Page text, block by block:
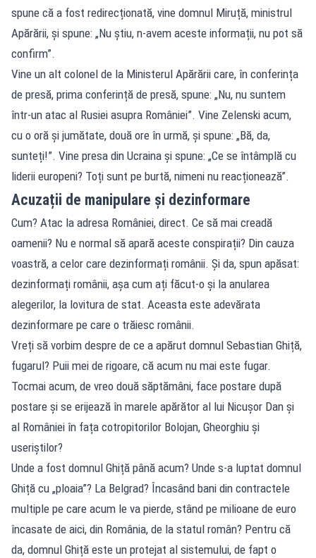
spune că a fost redirecționată, vine domnul Miruță, ministrul
Apărării, și spune: „Nu știu, n-avem aceste informații, nu pot să
confirm”.
Vine un alt colonel de la Ministerul Apărării care, în conferința
de presă, prima conferință de presă, spune: „Nu, nu suntem
într-un atac al Rusiei asupra României”. Vine Zelenski acum,
cu o oră și jumătate, două ore în urmă, și spune: „Bă, da,
sunteți!”. Vine presa din Ucraina și spune: „Ce se întâmplă cu
liderii europeni? Toți sunt pe burtă, nimeni nu reacționează”.
Acuzații de manipulare și dezinformare
Cum? Atac la adresa României, direct. Ce să mai creadă
oamenii? Nu e normal să apară aceste conspirații? Din cauza
voastră, a celor care dezinformați românii. Și da, spun apăsat:
dezinformați românii, așa cum ați făcut-o și la anularea
alegerilor, la lovitura de stat. Aceasta este adevărata
dezinformare pe care o trăiesc românii.
Vreți să vorbim despre de ce a apărut domnul Sebastian Ghiță,
fugarul? Puii mei de rigoare, că acum nu mai este fugar.
Tocmai acum, de vreo două săptămâni, face postare după
postare și se erijează în marele apărător al lui Nicușor Dan și
al României în fața cotropitorilor Bolojan, Gheorghiu și
useriștilor?
Unde a fost domnul Ghiță până acum? Unde s-a luptat domnul
Ghiță cu „ploaia”? La Belgrad? Încasând bani din contractele
multiple pe care acum le va pierde, stând pe milioane de euro
încasate de aici, din România, de la statul român? Pentru că
da, domnul Ghiță este un protejat al sistemului, de fapt o